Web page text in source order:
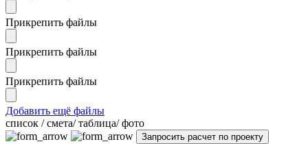
Прикрепить файлы
Прикрепить файлы
Прикрепить файлы
Добавить ещё файлы
cписок / смета/ таблица/ фото